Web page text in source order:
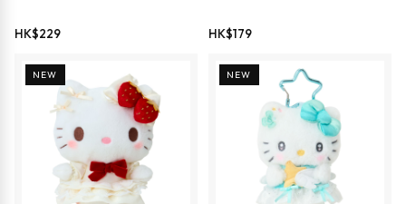
HK$229 HK$179
NEW NEW